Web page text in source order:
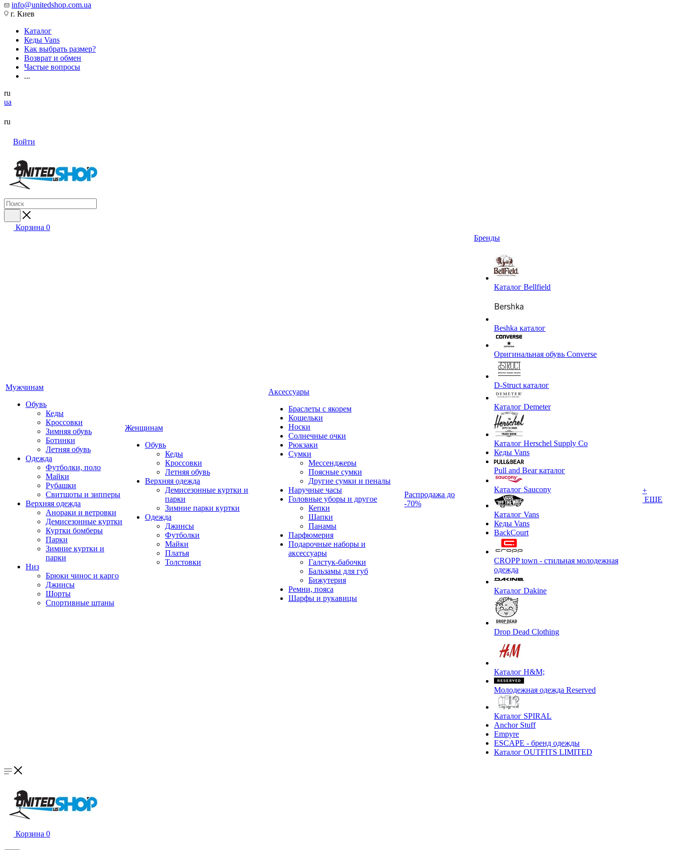
info@unitedshop.com.ua
г. Киев
Каталог
Кеды Vans
Как выбрать размер?
Возврат и обмен
Частые вопросы
...
ru
ua
ru
Войти
Корзина 0
Мужчинам
Обувь
Кеды
Кроссовки
Зимняя обувь
Ботинки
Летняя обувь
Одежда
Футболки, поло
Майки
Рубашки
Свитшоты и зипперы
Верхняя одежда
Анораки и ветровки
Демисезонные куртки
Куртки бомберы
Парки
Зимние куртки и
парки
Низ
Брюки чинос и карго
Джинсы
Шорты
Спортивные штаны
Женщинам
Обувь
Кеды
Кроссовки
Летняя обувь
Верхняя одежда
Демисезонные куртки и
парки
Зимние парки куртки
Одежда
Джинсы
Футболки
Майки
Платья
Толстовки
Аксессуары
Браслеты с якорем
Кошельки
Носки
Солнечные очки
Рюкзаки
Сумки
Мессенджеры
Поясные сумки
Другие сумки и пеналы
Наручные часы
Головные уборы и другое
Кепки
Шапки
Панамы
Парфюмерия
Подарочные наборы и
аксессуары
Галстук-бабочки
Бальзамы для губ
Бижутерия
Ремни, пояса
Шарфы и рукавицы
Распродажа до
-70%
Бренды
Каталог Bellfield
Beshka каталог
Оригинальная обувь Converse
D-Struct каталог
Каталог Demeter
Каталог Herschel Supply Co
Кеды Vans
Pull and Bear каталог
Каталог Saucony
Каталог Vans
Кеды Vans
BackCourt
CROPP town - стильная молодежная
одежда
Каталог Dakine
Drop Dead Clothing
Каталог H&M;
Молодежная одежда Reserved
Каталог SPIRAL
Anchor Stuff
Empyre
ESCAPE - бренд одежды
Каталог OUTFITS LIMITED
+
ЕЩЕ
Корзина 0